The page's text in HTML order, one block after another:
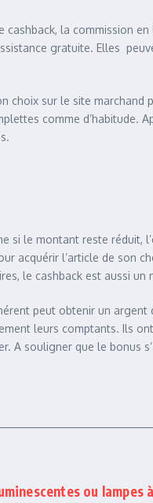
la commission
gratuite. Elles
choix sur le site marchand
comme d’habitude.
si le montant reste réduit,
acquérir l’article de son
le cashback est aussi un
peut obtenir un argent
leurs comptants. Ils
A souligner que le bonus
ou lampes